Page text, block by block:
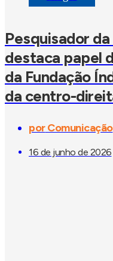
Pesquisador
destaca papel
da Fundação
da centro-
porComunicação
16 de junho de 2026